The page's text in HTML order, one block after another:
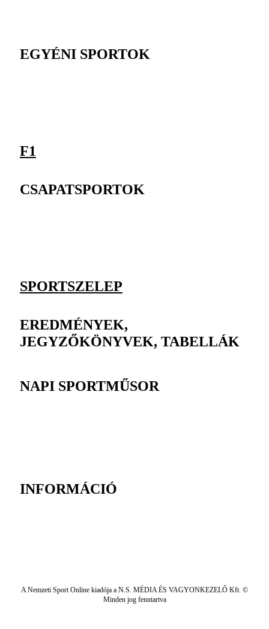
EGYÉNI SPORTOK
F1
CSAPATSPORTOK
SPORTSZELEP
EREDMÉNYEK,
JEGYZŐKÖNYVEK, TABELLÁK
NAPI SPORTMŰSOR
INFORMÁCIÓ
A Nemzeti Sport Online kiadója a N.S. MÉDIA ÉS VAGYONKEZELŐ Kft. ©
Minden jog fenntartva